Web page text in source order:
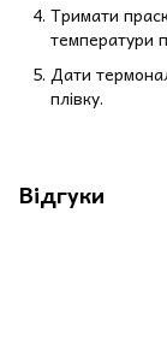
Тримати
температури
Дати
плівку.
Відгуки